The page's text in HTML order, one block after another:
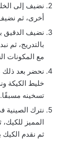
نضيف إلى
أخرى، ثم
نضيف الدقيق
بالتدريج، ثم
مع المكونات
نحضر بعد ذلك
تسخينه مسبقًا.
نترك الصينية
المميز
ثم نقدم الكيك